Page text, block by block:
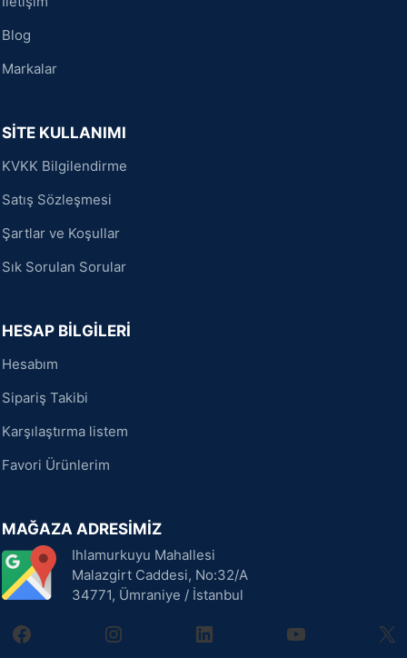
Blog
Markalar
SİTE KULLANIMI
KVKK Bilgilendirme
Satış Sözleşmesi
Şartlar ve Koşullar
Sık Sorulan Sorular
HESAP BİLGİLERİ
Hesabım
Sipariş Takibi
Karşılaştırma listem
Favori Ürünlerim
MAĞAZA ADRESİMİZ
Ihlamurkuyu Mahallesi
Malazgirt Caddesi, No:32/A
34771, Ümraniye / İstanbul
facebookinstagramlinkedin youtube X